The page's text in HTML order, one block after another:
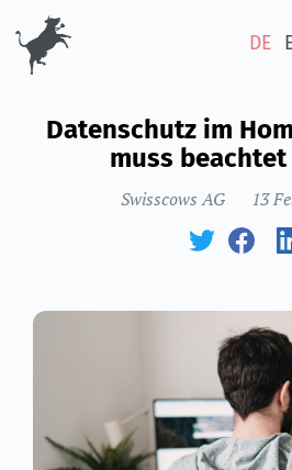
DE
Datenschutz im
muss
Swisscows AG 13